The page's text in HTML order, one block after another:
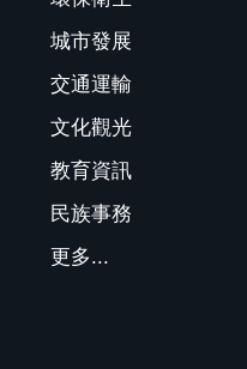
城市發展
交通運輸
文化觀光
教育資訊
民族事務
更多...